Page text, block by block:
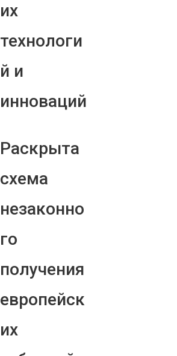
их
технологи
й и
инноваций
Раскрыта
схема
незаконно
го
получения
европейск
их